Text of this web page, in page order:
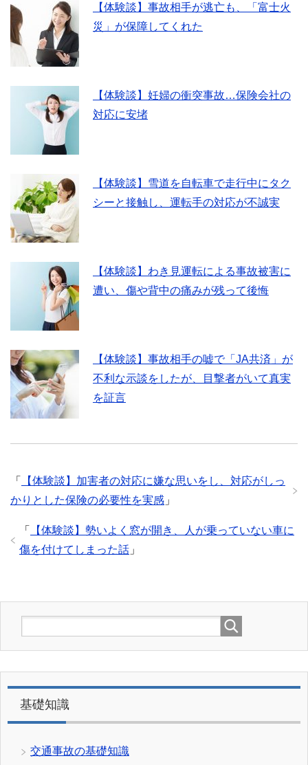
【体験談】事故相手が逃亡も、「富士火
災」が保障してくれた
【体験談】妊婦の衝突事故…保険会社の
対応に安堵
【体験談】雪道を自転車で走行中にタク
シーと接触し、運転手の対応が不誠実
【体験談】わき見運転による事故被害に
遭い、傷や背中の痛みが残って後悔
【体験談】事故相手の嘘で「JA共済」が
不利な示談をしたが、目撃者がいて真実
を証言
「
【体験談】加害者の対応に嫌な思いをし、対応がしっ
かりとした保険の必要性を実感 」
「
【体験談】勢いよく窓が開き、人が乗っていない車に
傷を付けてしまった話 」
基礎知識
交通事故の基礎知識